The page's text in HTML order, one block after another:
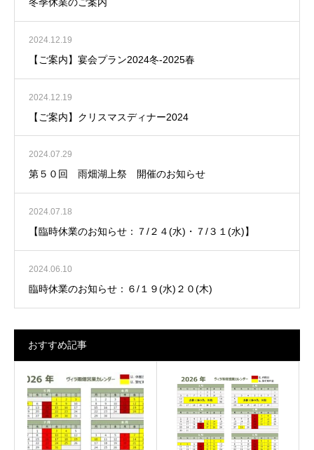
2024.12.19
【ご案内】宴会プラン2024冬-2025春
2024.12.19
【ご案内】クリスマスディナー2024
2024.07.29
第５０回 雨畑湖上祭 開催のお知らせ
2024.07.18
【臨時休業のお知らせ：７/２４(水)・７/３１(水)】
2024.06.10
臨時休業のお知らせ：６/１９(水)２０(木)
おすすめ記事